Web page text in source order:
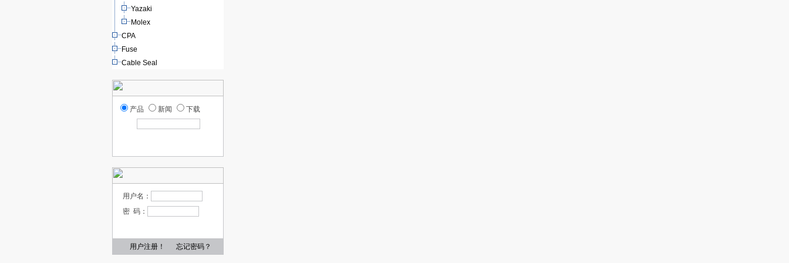
Yazaki
Molex
CPA
Fuse
Cable Seal
产品 新闻 下载
用户名：
密 码：
用户注册！ 忘记密码？